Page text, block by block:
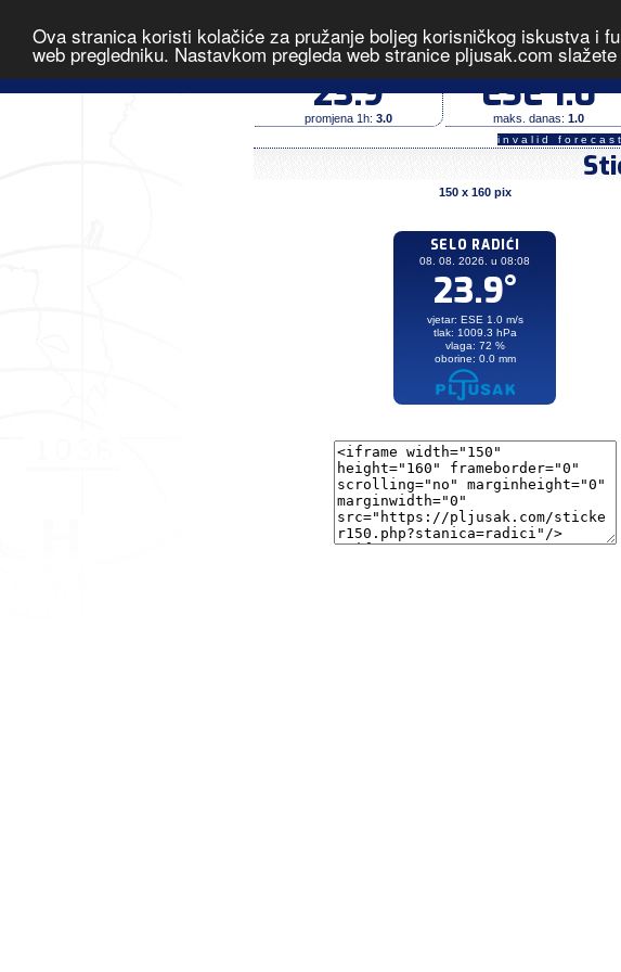
Ova stranica koristi kolačiće za pružanje boljeg korisničkog iskustva i
web pregledniku. Nastavkom pregleda web stranice pljusak.com
Selo Radići- izmjerene
temperatura (°C)
23.9
promjena 1h: 3.0
ESE 1.0
maks. danas: 1.0
invalid
150 x 160 pix